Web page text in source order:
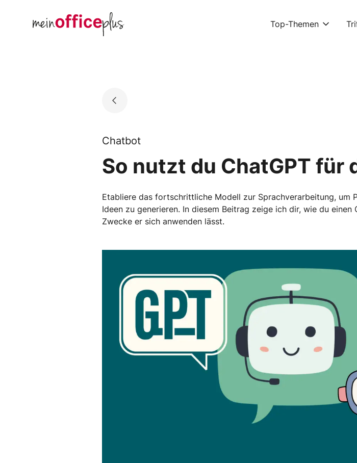
Go to landing page.
Top-Themen
Chatbot
So nutzt du ChatGPT für
Etabliere das fortschrittliche Modell zur Sprachverarbeitung, um
Ideen zu generieren. In diesem Beitrag zeige ich dir, wie du
Zwecke er sich anwenden lässt.